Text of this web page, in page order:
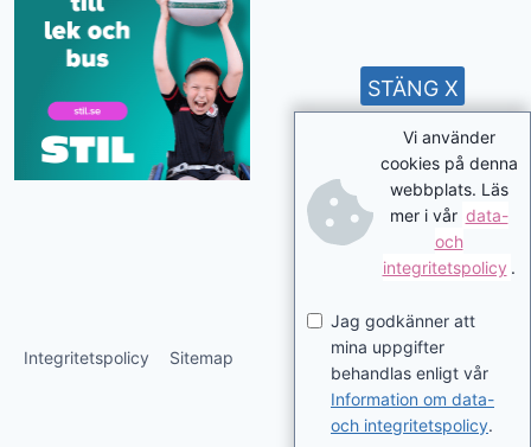
Integritetspolicy Sitemap
Vi använder
cookies på denna
webbplats. Läs
mer i vår data-
och
integritetspolicy .
Jag godkänner att
mina uppgifter
behandlas enligt vår
Information om data-
och integritetspolicy.
STÄNG X